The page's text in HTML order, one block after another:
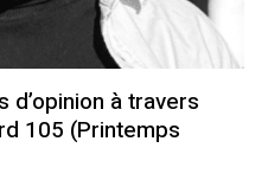
d’opinion à travers
105 (Printemps